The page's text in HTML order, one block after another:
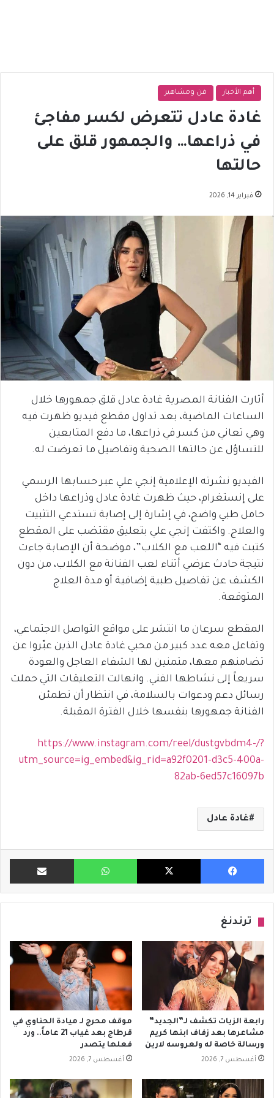
أهم الأخبار فن ومشاهير
غادة عادل تتعرض لكسر مفاجئ
في ذراعها… والجمهور قلق على
حالتها
فبراير 14, 2026
أثارت الفنانة المصرية غادة عادل قلق جمهورها خلال
الساعات الماضية، بعد تداول مقطع فيديو ظهرت فيه
وهي تعاني من كسر في ذراعها، ما دفع المتابعين
للتساؤل عن حالتها الصحية وتفاصيل ما تعرضت له.
الفيديو نشرته الإعلامية إنجي علي عبر حسابها الرسمي
على إنستغرام، حيث ظهرت غادة عادل وذراعها داخل
حامل طبي واضح، في إشارة إلى إصابة تستدعي التثبيت
والعلاج. واكتفت إنجي علي بتعليق مقتضب على المقطع
كتبت فيه “اللعب مع الكلاب”، موضحة أن الإصابة جاءت
نتيجة حادث عرضي أثناء لعب الفنانة مع الكلاب، من دون
الكشف عن تفاصيل طبية إضافية أو مدة العلاج
المتوقعة.
المقطع سرعان ما انتشر على مواقع التواصل الاجتماعي،
وتفاعل معه عدد كبير من محبي غادة عادل الذين عبّروا عن
تضامنهم معها، متمنين لها الشفاء العاجل والعودة
سريعاً إلى نشاطها الفني. وانهالت التعليقات التي حملت
رسائل دعم ودعوات بالسلامة، في انتظار أن تطمئن
الفنانة جمهورها بنفسها خلال الفترة المقبلة.
https://www.instagram.com/reel/dustgvbdm4-/?
utm_source=ig_embed&ig_rid=a92f0201-d3c5-400a-
82ab-6ed57c16097b
غادة عادل
فيسبوك X واتساب مشاركة
ترندنغ
رابعة الزيات تكشف لـ”الجديد”
مشاعرها بعد زفاف ابنها كريم
ورسالة خاصة له ولعروسه لارين
أغسطس 7, 2026
موقف محرج لـ ميادة الحناوي في
قرطاج بعد غياب 21 عاماً.. ورد
فعلها يتصدر
أغسطس 7, 2026